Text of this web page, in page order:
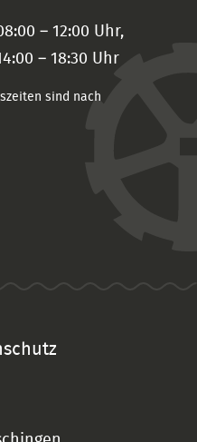
– 12:00 Uhr,
– 18:30 Uhr
sind nach